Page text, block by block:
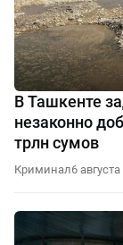
В Ташкенте
незаконно
трлн сумов
Криминал6